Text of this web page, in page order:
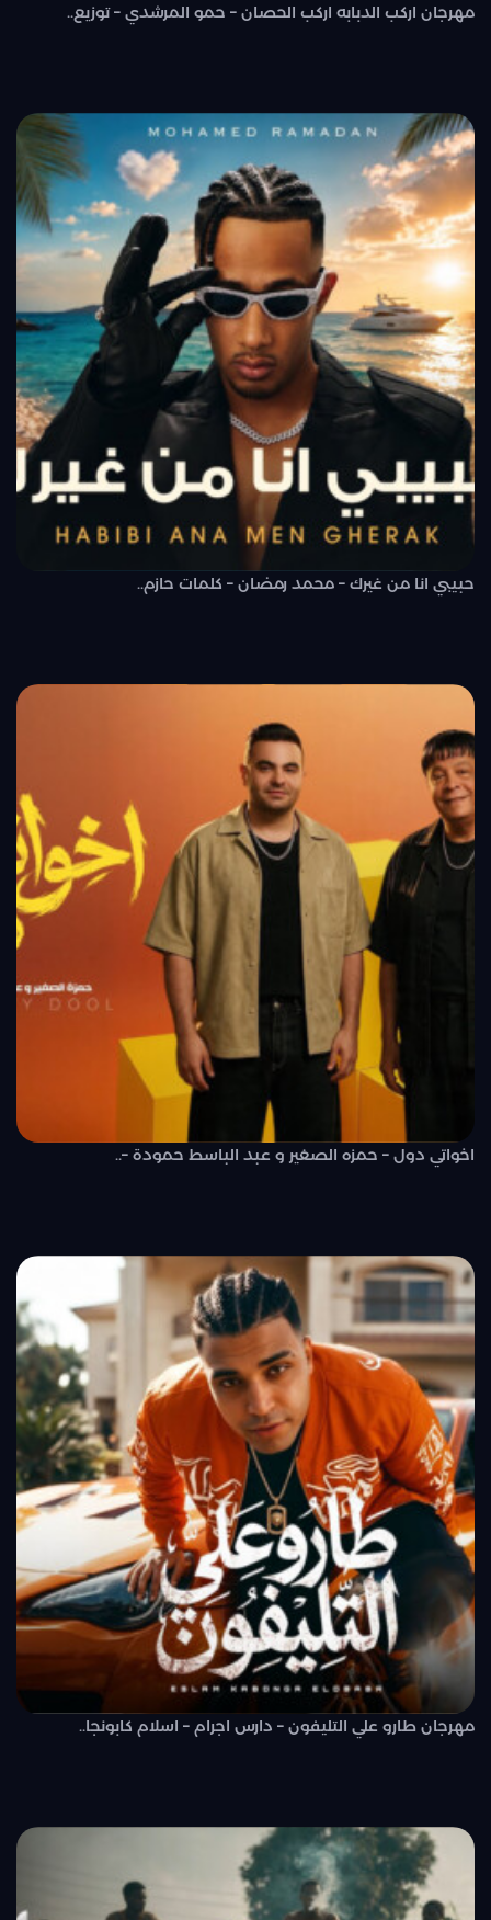
مهرجان اركب الدبابه اركب الحصان – حمو المرشدي – توزيع..
حبيبي انا من غيرك – محمد رمضان – كلمات حازم..
اخواتي دول – حمزه الصغير و عبد الباسط حمودة –..
مهرجان طارو علي التليفون – دارس اجرام – اسلام كابونجا..